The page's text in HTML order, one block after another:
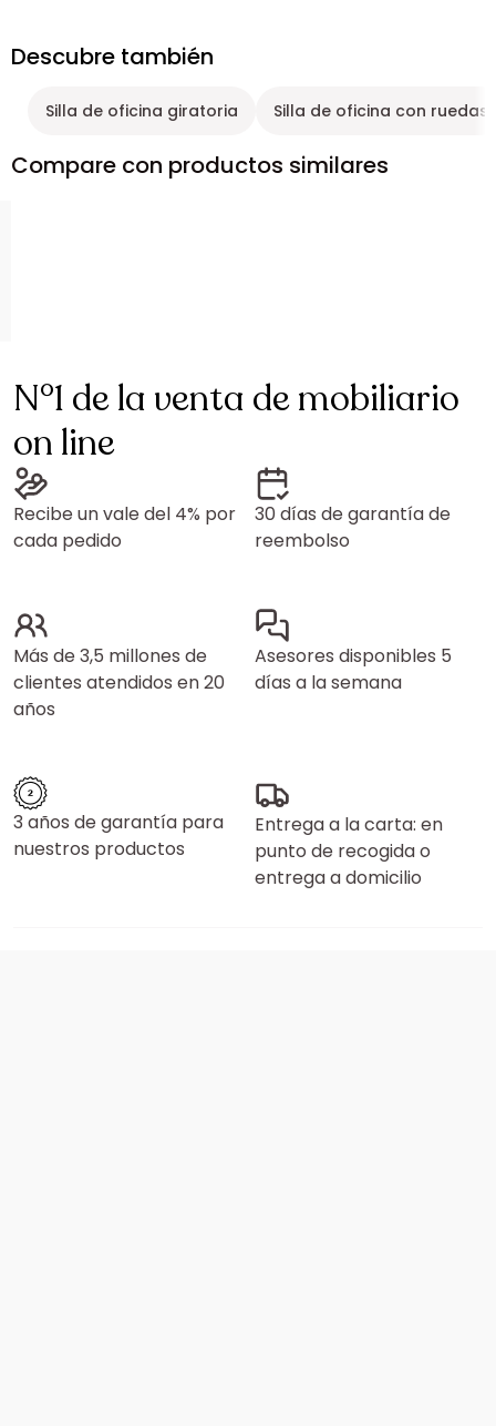
Descubre también
Silla de oficina giratoria Silla de oficina con ruedas
Compare con productos similares
N°1 de la venta de mobiliario
on line
Recibe un vale del 4% por
cada pedido
30 días de garantía de
reembolso
Más de 3,5 millones de
clientes atendidos en 20
años
Asesores disponibles 5
días a la semana
3 años de garantía para
nuestros productos
Entrega a la carta: en
punto de recogida o
entrega a domicilio